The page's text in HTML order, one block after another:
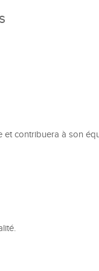
et contribuera à son